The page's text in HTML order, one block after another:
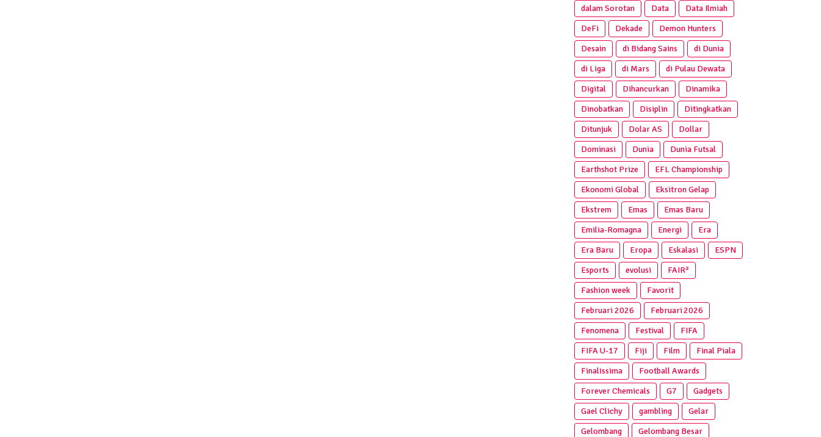
dalam Sorotan
Data
Data Ilmiah
DeFi
Dekade
Demon Hunters
Desain
di Bidang Sains
di Dunia
di Liga
di Mars
di Pulau Dewata
Digital
Dihancurkan
Dinamika
Dinobatkan
Disiplin
Ditingkatkan
Ditunjuk
Dolar AS
Dollar
Dominasi
Dunia
Dunia Futsal
Earthshot Prize
EFL Championship
Ekonomi Global
Eksitron Gelap
Ekstrem
Emas
Emas Baru
Emilia-Romagna
Energi
Era
Era Baru
Eropa Eskalasi
ESPN
Esports
evolusi
FAIR²
Fashion week
Favorit
Februari 2026
Februari 2026
Fenomena
Festival
FIFA
FIFA U-17
Fiji Film
Final Piala
Finalissima
Football Awards
Forever Chemicals
G7
Gadgets
Gael Clichy
gambling
Gelar
Gelombang
Gelombang Besar